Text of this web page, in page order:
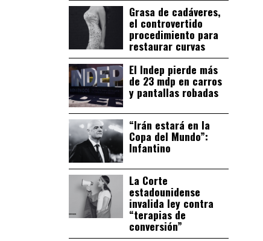
Grasa de cadáveres,
el controvertido
procedimiento para
restaurar curvas
El Indep pierde más
de 23 mdp en carros
y pantallas robadas
“Irán estará en la
Copa del Mundo”:
Infantino
La Corte
estadounidense
invalida ley contra
“terapias de
conversión”